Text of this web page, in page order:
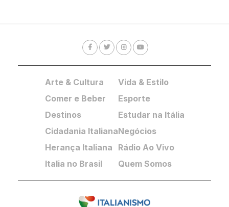
Arte & Cultura
Comer e Beber
Destinos
Cidadania Italiana
Herança Italiana
Italia no Brasil
Vida & Estilo
Esporte
Estudar na Itália
Negócios
Rádio Ao Vivo
Quem Somos